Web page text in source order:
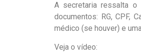
A secretaria ressalta o
documentos: RG, CPF,
médico (se houver) e
Veja o vídeo: